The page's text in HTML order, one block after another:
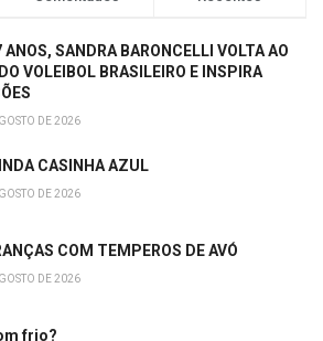
ANOS, SANDRA BARONCELLI VOLTA AO
VOLEIBOL BRASILEIRO E INSPIRA
DE 2026
CASINHA AZUL
DE 2026
COM TEMPEROS DE AVÓ
DE 2026
frio?